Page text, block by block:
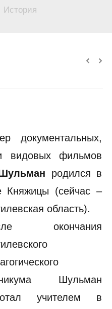
История
документальных,
видовых фильмов
родился в
Княжицы (сейчас –
область).
окончания
Шульман
учителем в